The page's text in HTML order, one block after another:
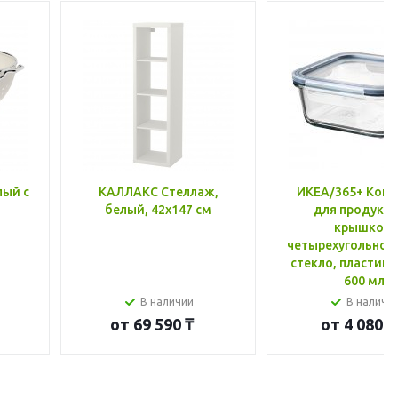
с
КАЛЛАКС Стеллаж,
белый, 42x147 см
В наличии
от 69 590 ₸
ИКЕА/365+
для
крышкой,
стекло, пластик
600 мл
В
от 4 080 ₸